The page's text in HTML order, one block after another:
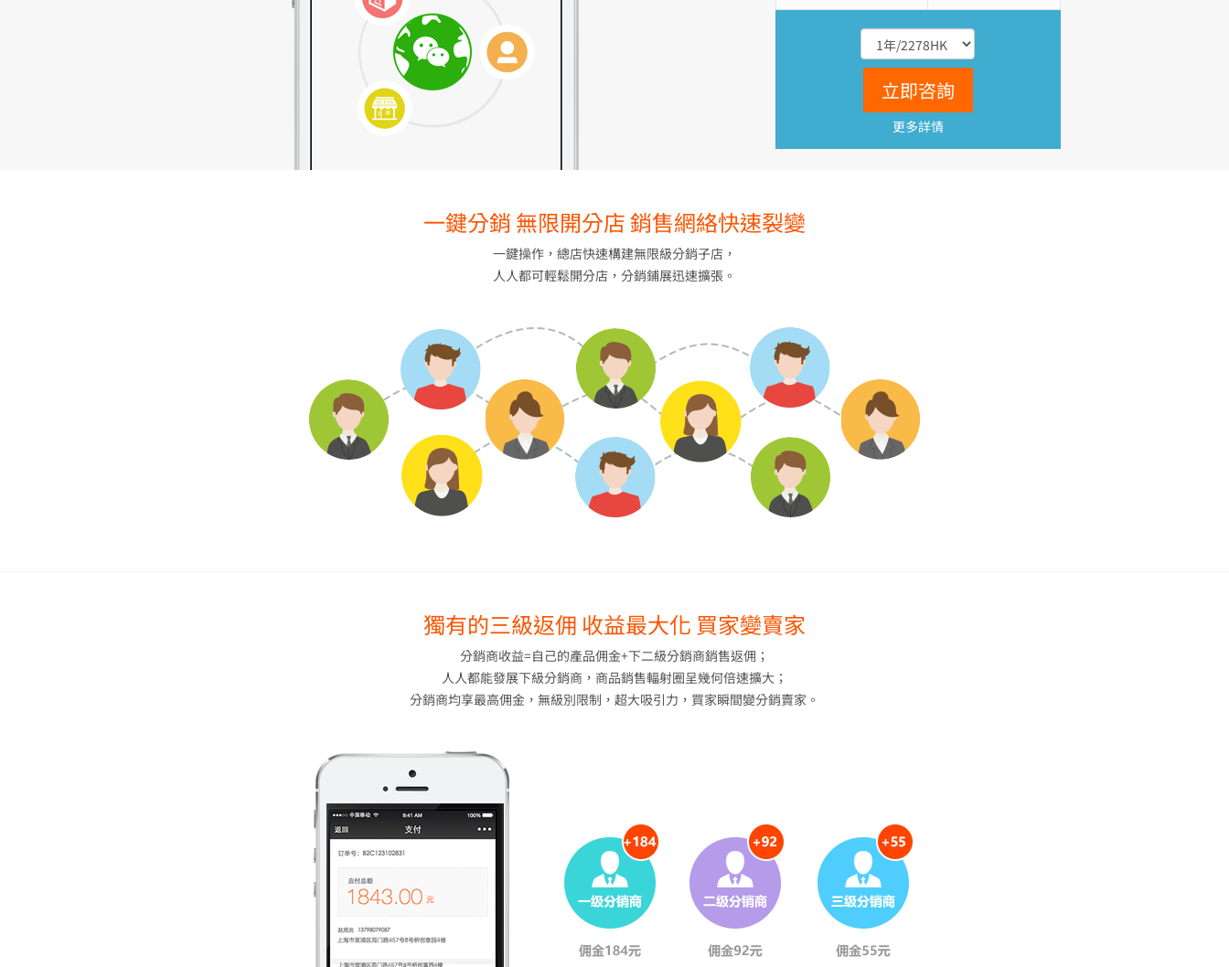
立即咨詢
更多詳情
一鍵分銷 無限開分店 銷售網絡快速裂變
一鍵操作，總店快速構建無限級分銷子店，
人人都可輕鬆開分店，分銷鋪展迅速擴張。
獨有的三級返佣 收益最大化 買家變賣家
分銷商收益=自己的產品佣金+下二級分銷商銷售返佣；
人人都能發展下級分銷商，商品銷售輻射圈呈幾何倍速擴大；
分銷商均享最高佣金，無級別限制，超大吸引力，買家瞬間變分銷賣家。